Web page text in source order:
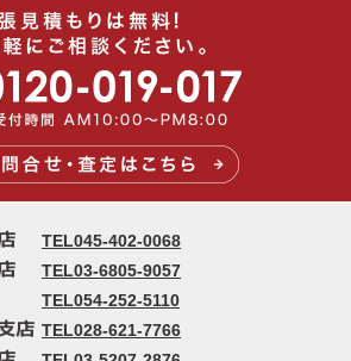
TEL045-402-0068
TEL03-6805-9057
TEL054-252-5110
TEL028-621-7766